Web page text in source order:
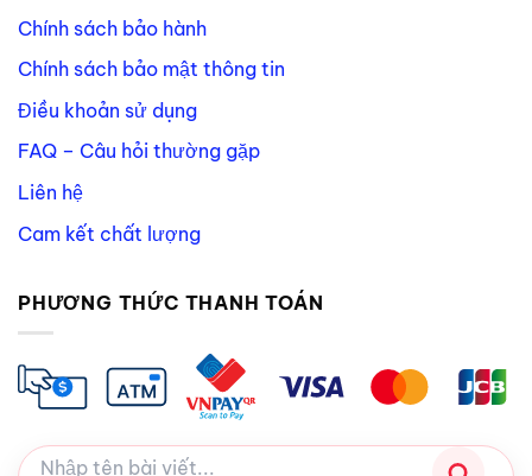
Chính sách bảo hành
Chính sách bảo mật thông tin
Điều khoản sử dụng
FAQ – Câu hỏi thường gặp
Liên hệ
Cam kết chất lượng
PHƯƠNG THỨC THANH TOÁN